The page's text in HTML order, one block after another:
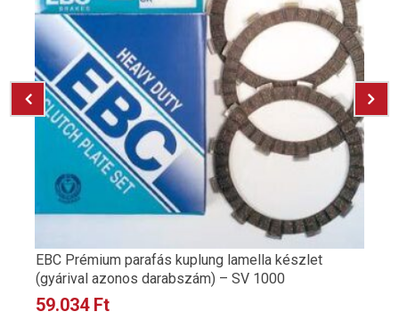
EBC Prémium parafás kuplung lamella készlet
(gyárival azonos darabszám) – SV 1000
59.034 Ft